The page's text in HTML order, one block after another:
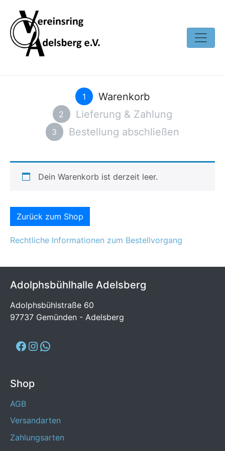
1 Warenkorb
2 Lieferung & Zahlung
3 Bestellung abschließen
Dein Warenkorb ist derzeit leer.
Zurück zum Shop
Rechtliche Informationen zum Bestellvorgang
Adolphsbühlhalle Adelsberg
Adolphsbühlstraße 60
97737 Gemünden - Adelsberg
Shop
AGB
Versandarten
Zahlungsarten